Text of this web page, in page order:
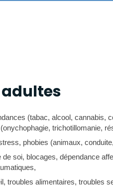
adultes
(tabac, alcool, cannabis,
trichotillomanie,
phobies (animaux,
soi, blocages, dépendance
troubles alimentaires, troubles